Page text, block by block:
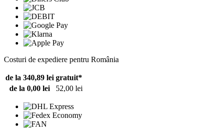
Costuri de expediere pentru România
de la 340,89 lei gratuit*
de la 0,00 lei
52,00 lei